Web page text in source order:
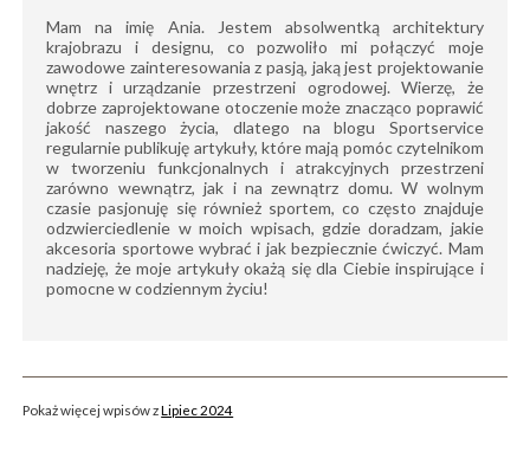
Mam na imię Ania. Jestem absolwentką architektury
krajobrazu i designu, co pozwoliło mi połączyć moje
zawodowe zainteresowania z pasją, jaką jest projektowanie
wnętrz i urządzanie przestrzeni ogrodowej. Wierzę, że
dobrze zaprojektowane otoczenie może znacząco poprawić
jakość naszego życia, dlatego na blogu Sportservice
regularnie publikuję artykuły, które mają pomóc czytelnikom
w tworzeniu funkcjonalnych i atrakcyjnych przestrzeni
zarówno wewnątrz, jak i na zewnątrz domu. W wolnym
czasie pasjonuję się również sportem, co często znajduje
odzwierciedlenie w moich wpisach, gdzie doradzam, jakie
akcesoria sportowe wybrać i jak bezpiecznie ćwiczyć. Mam
nadzieję, że moje artykuły okażą się dla Ciebie inspirujące i
pomocne w codziennym życiu!
Pokaż więcej wpisów zLipiec 2024